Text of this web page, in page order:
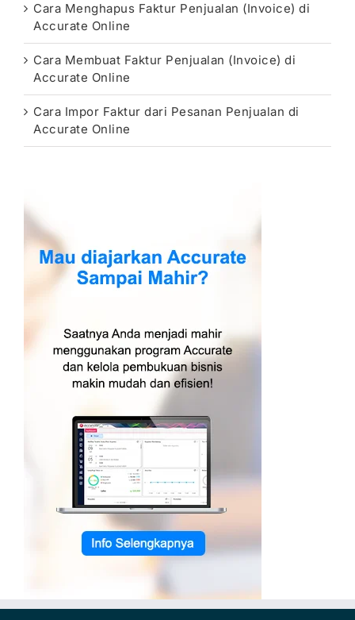
Cara Menghapus Faktur Penjualan (Invoice) di
Accurate Online
Cara Membuat Faktur Penjualan (Invoice) di
Accurate Online
Cara Impor Faktur dari Pesanan Penjualan di
Accurate Online